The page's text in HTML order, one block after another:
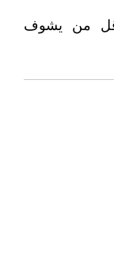
من يشوف